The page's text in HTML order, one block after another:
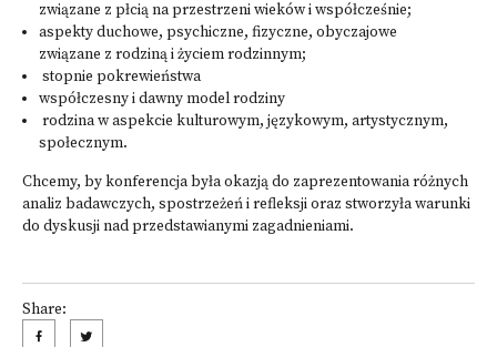
związane z płcią na przestrzeni wieków i współcześnie;
aspekty duchowe, psychiczne, fizyczne, obyczajowe
związane z rodziną i życiem rodzinnym;
stopnie pokrewieństwa
współczesny i dawny model rodziny
rodzina w aspekcie kulturowym, językowym, artystycznym,
społecznym.
Chcemy, by konferencja była okazją do zaprezentowania różnych
analiz badawczych, spostrzeżeń i refleksji oraz stworzyła warunki
do dyskusji nad przedstawianymi zagadnieniami.
Share: